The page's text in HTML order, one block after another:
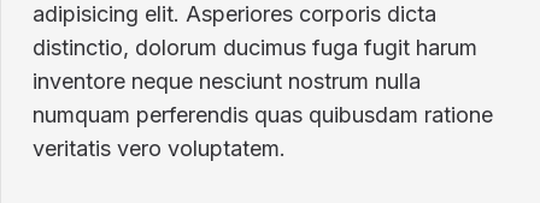
adipisicing elit. Asperiores corporis dicta
distinctio, dolorum ducimus fuga fugit harum
inventore neque nesciunt nostrum nulla
numquam perferendis quas quibusdam ratione
veritatis vero voluptatem.